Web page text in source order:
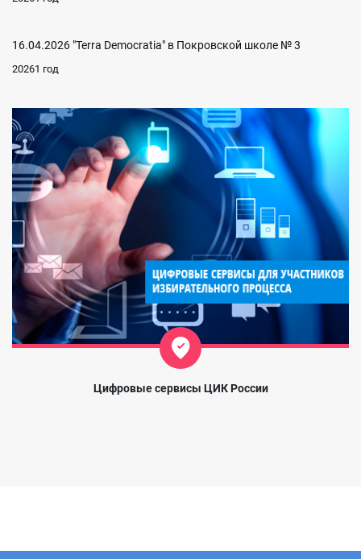
16.04.2026 "Terra Democratia" в Покровской школе № 3
20261 год
Цифровые сервисы ЦИК России